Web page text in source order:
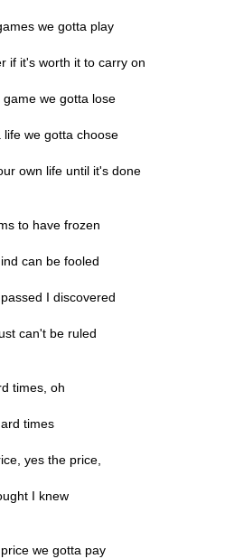
we gotta play
if it's worth it to carry on
we gotta lose
life we gotta choose
own life until it's done
to have frozen
can be fooled
I discovered
can't be ruled
times, oh
times
yes the price,
I knew
we gotta pay